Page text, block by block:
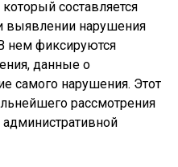
составляется
выявлении нарушения
нем фиксируются
данные о
самого нарушения. Этот
рассмотрения